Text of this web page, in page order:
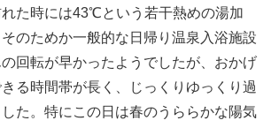
た時には43℃という若干熱めの湯加
のためか一般的な日帰り温泉入浴施設
回転が早かったようでしたが、おかげ
る時間帯が長く、じっくりゆっくり過
た。特にこの日は春のうららかな陽気